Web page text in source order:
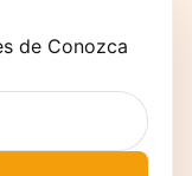
de Conozca